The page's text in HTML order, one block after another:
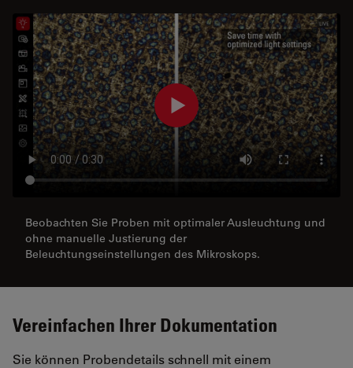
Beobachten Sie Proben mit optimaler Ausleuchtung und
ohne manuelle Justierung der
Beleuchtungseinstellungen des Mikroskops.
Vereinfachen Ihrer Dokumentation
Sie können Probendetails schnell mit einem